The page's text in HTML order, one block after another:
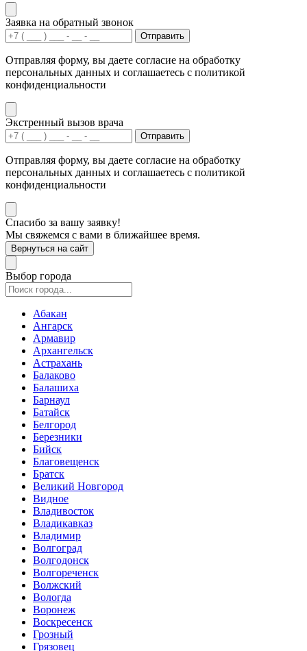
Заявка на обратный звонок
Отправить
Отправляя форму, вы даете согласие на обработку
персональных данных и соглашаетесь с политикой
конфиденциальности
Экстренный вызов врача
Отправить
Отправляя форму, вы даете согласие на обработку
персональных данных и соглашаетесь с политикой
конфиденциальности
Спасибо за вашу заявку!
Мы свяжемся с вами в ближайшее время.
Вернуться на сайт
Выбор города
Абакан
Ангарск
Армавир
Архангельск
Астрахань
Балаково
Балашиха
Барнаул
Батайск
Белгород
Березники
Бийск
Благовещенск
Братск
Великий Новгород
Видное
Владивосток
Владикавказ
Владимир
Волгоград
Волгодонск
Волгореченск
Волжский
Вологда
Воронеж
Воскресенск
Грозный
Грязовец